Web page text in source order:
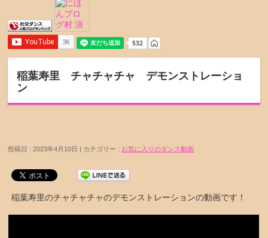
稲葉寿里 チャチャチャ デモンストレーショ
ン
投稿日 : 2023年4月10日 | カテゴリー : お気に入りのダンス動画
稲葉寿里のチャチャチャのデモンストレーションの動画です！